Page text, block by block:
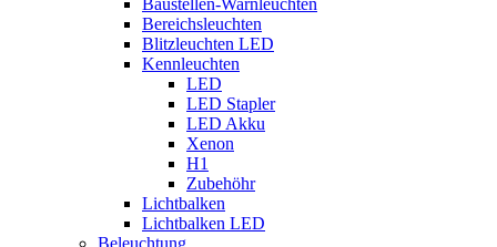
Baustellen-Warnleuchten
Bereichsleuchten
Blitzleuchten LED
Kennleuchten
LED
LED Stapler
LED Akku
Xenon
H1
Zubehöhr
Lichtbalken
Lichtbalken LED
Beleuchtung